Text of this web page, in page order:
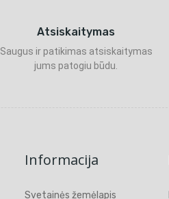
Atsiskaitymas
Saugus ir patikimas atsiskaitymas
jums patogiu būdu.
Informacija
Svetainės žemėlapis